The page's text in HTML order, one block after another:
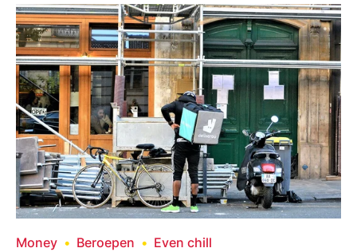
Money Beroepen Even chill